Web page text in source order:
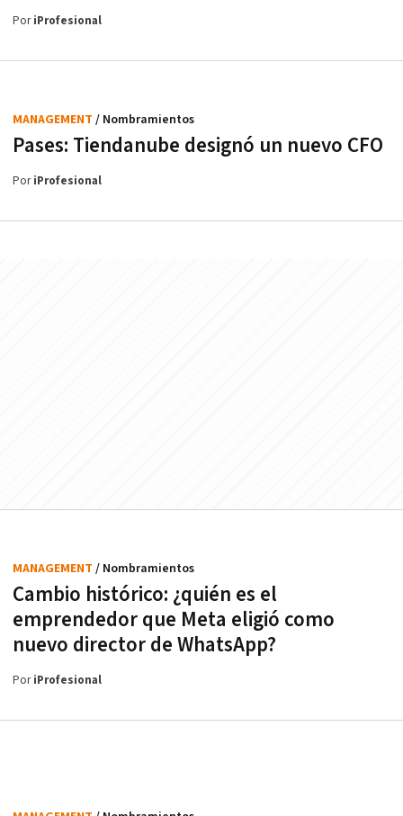
PoriProfesional
Pases: Tiendanube designó un nuevo CFO
MANAGEMENT / Nombramientos
PoriProfesional
Cambio histórico: ¿quién es el
emprendedor que Meta eligió como
nuevo director de WhatsApp?
MANAGEMENT / Nombramientos
PoriProfesional